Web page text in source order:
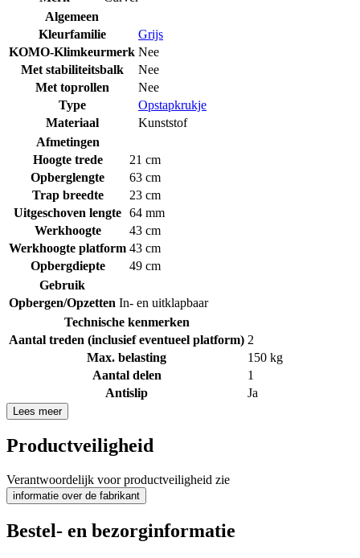
Algemeen
Kleurfamilie
Grijs
KOMO-Klimkeurmerk Nee
Met stabiliteitsbalk
Nee
Met toprollen
Nee
Type
Opstapkrukje
Materiaal
Kunststof
Afmetingen
Hoogte trede
21 cm
Opberglengte
63 cm
Trap breedte
23 cm
Uitgeschoven lengte 64 mm
Werkhoogte
43 cm
Werkhoogte platform 43 cm
Opbergdiepte
49 cm
Gebruik
Opbergen/Opzetten In- en uitklapbaar
Technische kenmerken
Aantal treden (inclusief eventueel platform) 2
Max. belasting
150 kg
Aantal delen
1
Antislip
Ja
Lees meer
Productveiligheid
Verantwoordelijk voor productveiligheid zie
informatie over de fabrikant
Bestel- en bezorginformatie